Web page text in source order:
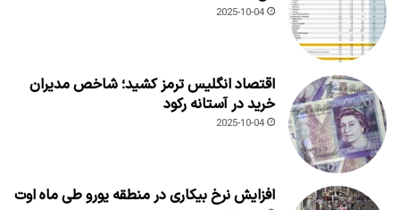
2025-10-04
اقتصاد انگلیس ترمز کشید؛ شاخص مدیران
خرید در آستانه رکود
2025-10-04
افزایش نرخ بیکاری در منطقه یورو طی ماه اوت